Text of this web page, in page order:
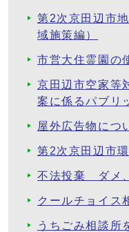
第2次京田辺市
域施策編）
市営大住霊園の
京田辺市空家等
案に係るパブリ
屋外広告物につ
第2次京田辺市
不法投棄 ダメ
クールチョイス
うちごみ相談所